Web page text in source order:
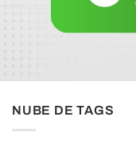
NUBE DE TAGS